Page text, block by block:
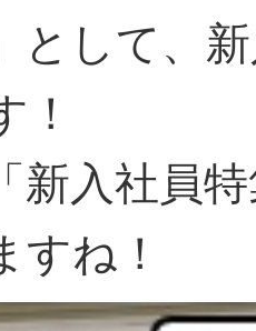
として、
！
新入社員
すね！